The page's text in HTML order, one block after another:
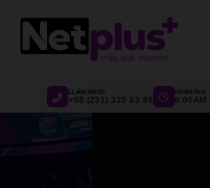
LLÁMANOS
+58 (251) 335 63 80
HORARIO
8:00AM